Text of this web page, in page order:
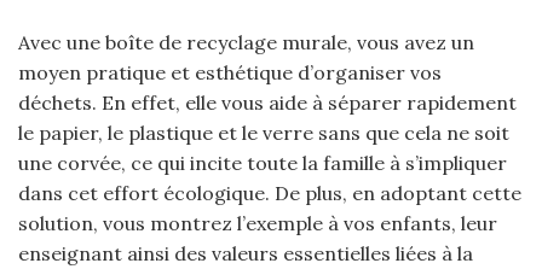
Avec une boîte de recyclage murale, vous avez un
moyen pratique et esthétique d’organiser vos
déchets. En effet, elle vous aide à séparer rapidement
le papier, le plastique et le verre sans que cela ne soit
une corvée, ce qui incite toute la famille à s’impliquer
dans cet effort écologique. De plus, en adoptant cette
solution, vous montrez l’exemple à vos enfants, leur
enseignant ainsi des valeurs essentielles liées à la